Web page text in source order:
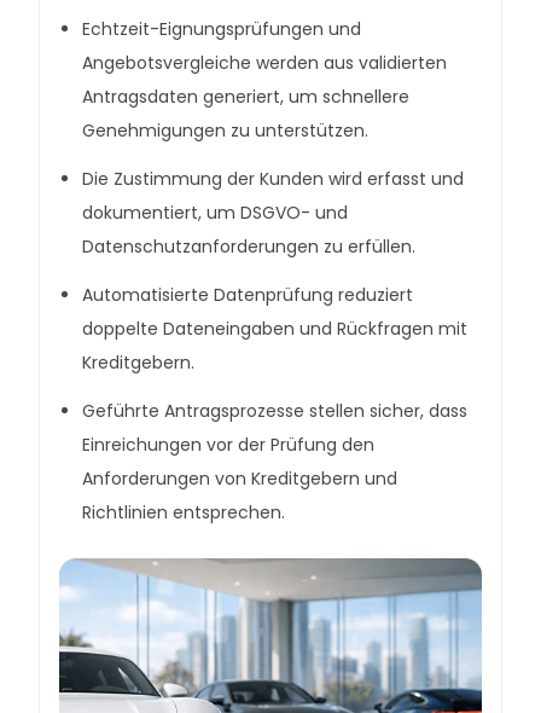
Echtzeit-Eignungsprüfungen und
Angebotsvergleiche werden aus validierten
Antragsdaten generiert, um schnellere
Genehmigungen zu unterstützen.
Die Zustimmung der Kunden wird erfasst und
dokumentiert, um DSGVO- und
Datenschutzanforderungen zu erfüllen.
Automatisierte Datenprüfung reduziert
doppelte Dateneingaben und Rückfragen mit
Kreditgebern.
Geführte Antragsprozesse stellen sicher, dass
Einreichungen vor der Prüfung den
Anforderungen von Kreditgebern und
Richtlinien entsprechen.